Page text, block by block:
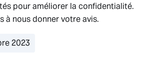
pour améliorer la confidentialité.
à nous donner votre avis.
2023